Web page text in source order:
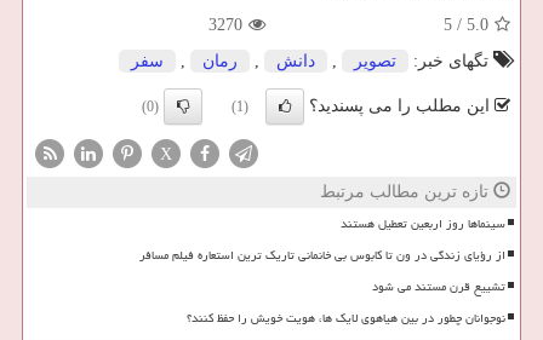
5.0
/
5
3270
تگهای خبر:
تصویر , دانش , رمان , سفر
این مطلب را می پسندید؟ (1)
(0)
X
تازه ترین مطالب مرتبط
سینماها روز اربعین تعطیل هستند
از رؤیای زندگی در ون تا کابوس بی خانمانی تاریک ترین استعاره فیلم مسافر
تشییع قرن مستند می شود
نوجوانان چطور در بین هیاهوی لایک ها، هویت خویش را حفظ کنند؟